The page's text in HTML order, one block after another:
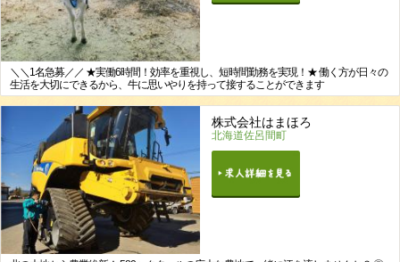
＼＼1名急募／／ ★実働6時間！効率を重視し、短時間勤務を実現！★ 働く方が日々の
生活を大切にできるから、牛に思いやりを持って接することができます
株式会社はまほろ
北海道佐呂間町